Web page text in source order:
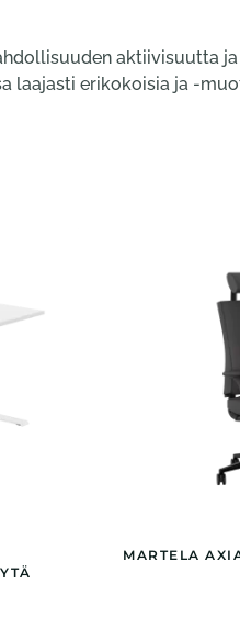
aktiivisuutta
erikokoisia ja -
MARTELA